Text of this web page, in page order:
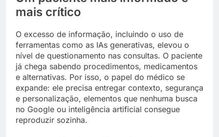
mais crítico
O excesso de informação, incluindo o uso de
ferramentas como as IAs generativas, elevou o
nível de questionamento nas consultas. O paciente
já chega sabendo procedimentos, medicamentos
e alternativas. Por isso, o papel do médico se
expande: ele precisa entregar contexto, segurança
e personalização, elementos que nenhuma busca
no Google ou inteligência artificial consegue
reproduzir sozinha.